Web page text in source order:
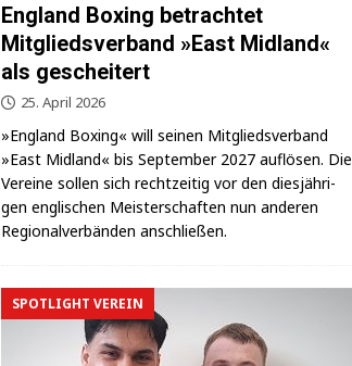
England Boxing betrachtet
Mitgliedsverband »East Midland«
als gescheitert
25. April 2026
»Eng­land Boxing« will sei­nen Mit­glieds­ver­band
»East Mid­land« bis Sep­tem­ber 2027 auf­lö­sen. Die
Ver­ei­ne sol­len sich recht­zei­tig vor den dies­jäh­ri­
gen eng­li­schen Meis­ter­schaf­ten nun ande­ren
Regio­nal­ver­bän­den anschließen.
SPOTLIGHT VEREIN